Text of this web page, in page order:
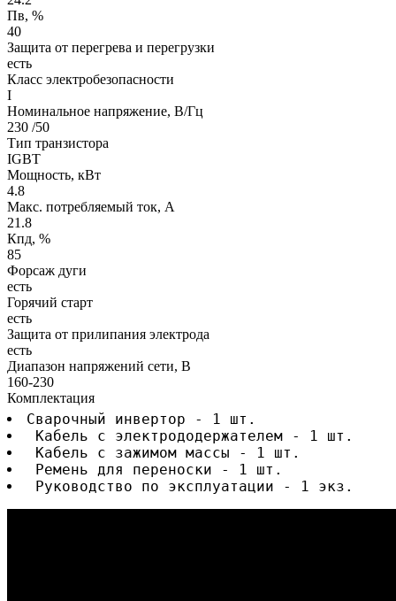
Пв, %
40
Защита от перегрева и перегрузки
есть
Класс электробезопасности
I
Номинальное напряжение, В/Гц
230 /50
Тип транзистора
IGBT
Мощность, кВт
4.8
Макс. потребляемый ток, А
21.8
Кпд, %
85
Форсаж дуги
есть
Горячий старт
есть
Защита от прилипания электрода
есть
Диапазон напряжений сети, В
160-230
Комплектация
Сварочный инвертор - 1 шт.
Кабель с электрододержателем - 1 шт.
Кабель с зажимом массы - 1 шт.
Ремень для переноски - 1 шт.
Руководство по эксплуатации - 1 экз.